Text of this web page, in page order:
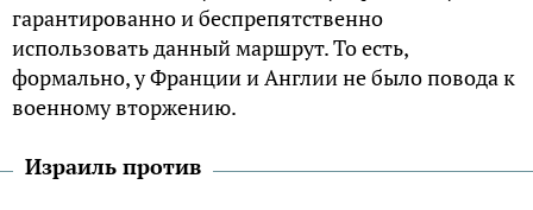
гарантированно и беспрепятственно
использовать данный маршрут. То есть,
формально, у Франции и Англии не было повода к
военному вторжению.
Израиль против